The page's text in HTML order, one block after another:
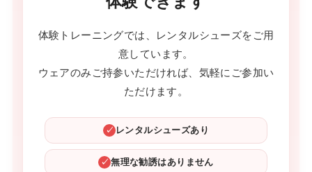
体験トレーニングでは、レンタルシューズをご用
意しています。
ウェアのみご持参いただければ、気軽にご参加い
ただけます。
✓ レンタルシューズあり
✓ 無理な勧誘はありません